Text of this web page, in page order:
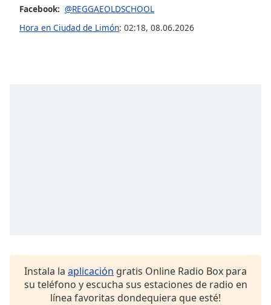
Opacity
Facebook: @REGGAEOLDSCHOOL
Hora en Ciudad de Limón: 02:18, 08.06.2026
Instala la aplicación gratis Online Radio Box para
su teléfono y escucha sus estaciones de radio en
línea favoritas dondequiera que esté!